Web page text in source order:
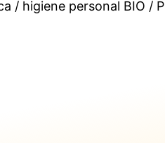
/ higiene personal BIO /